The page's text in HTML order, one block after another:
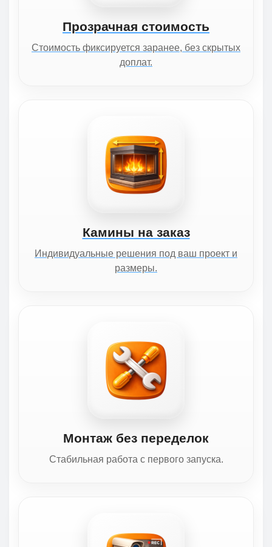
Прозрачная стоимость
Стоимость фиксируется заранее, без скрытых
доплат.
Камины на заказ
Индивидуальные решения под ваш проект и
размеры.
Монтаж без переделок
Стабильная работа с первого запуска.